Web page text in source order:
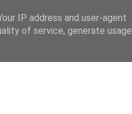
IP address and user-agent
of service, generate usage